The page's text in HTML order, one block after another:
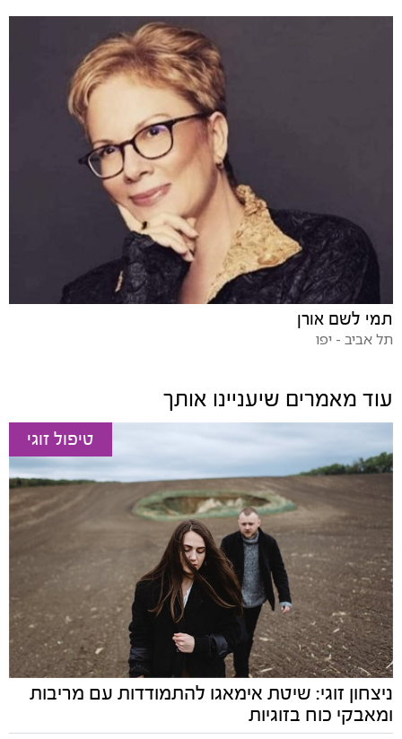
תמי לשם אורן
תל אביב - יפו
עוד מאמרים שיעניינו אותך
טיפול זוגי
ניצחון זוגי: שיטת אימאגו להתמודדות עם מריבות
ומאבקי כוח בזוגיות